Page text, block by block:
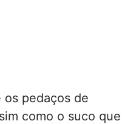
os pedaços de
como o suco que